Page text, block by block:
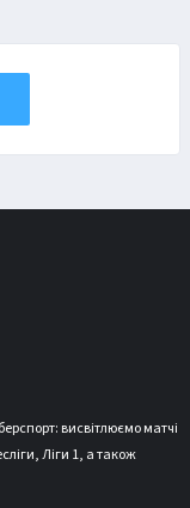
висвітлюємо матчі
Ліги 1, а також